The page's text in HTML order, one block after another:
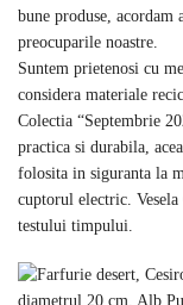
bune produse, acordam
preocuparile noastre.
Suntem prietenosi cu
considera materiale
Colectia “Septembrie
practica si durabila,
folosita in siguranta la
cuptorul electric.
testului timpului.